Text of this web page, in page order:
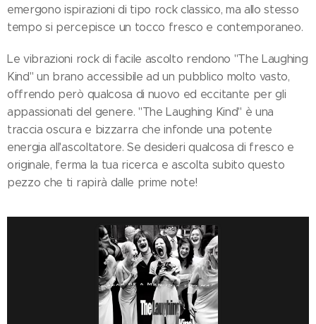
emergono ispirazioni di tipo rock classico, ma allo stesso
tempo si percepisce un tocco fresco e contemporaneo.
Le vibrazioni rock di facile ascolto rendono "The Laughing
Kind" un brano accessibile ad un pubblico molto vasto,
offrendo però qualcosa di nuovo ed eccitante per gli
appassionati del genere. "The Laughing Kind" è una
traccia oscura e bizzarra che infonde una potente
energia all'ascoltatore. Se desideri qualcosa di fresco e
originale, ferma la tua ricerca e ascolta subito questo
pezzo che ti rapirà dalle prime note!